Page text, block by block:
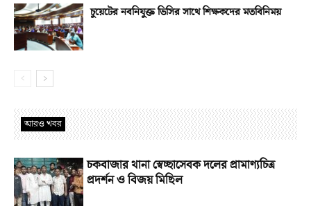
চুয়েটের নবনিযুক্ত ভিসির সাথে শিক্ষকদের মতবিনিময়
আরও খবর
চকবাজার থানা স্বেচ্ছাসেবক দলের প্রামাণ্যচিত্র
প্রদর্শন ও বিজয় মিছিল